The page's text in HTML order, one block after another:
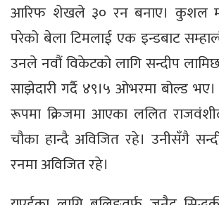
आरिफ शेखले ३० रन बनाए। कुशल
परेको बेला टिमलाई एक इन्डबाट
उनले नवौं विकेटको लागि सन्दीप
साझेदारी गर्दै ४९।५ ओभरमा बोल्ड
रूपमा क्रिजमा आएका ललित
चौका हान्दै अविजित रहे। उनीसँगै
रनमा अविजित रहे।